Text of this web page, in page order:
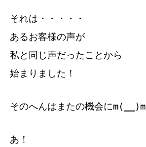
それは・・・・・
あるお客様の声が
私と同じ声だったことから
始まりました！
そのへんはまたの機会にm(__)m
あ！